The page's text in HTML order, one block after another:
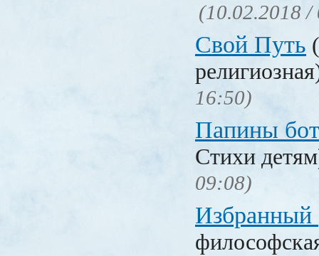
(10.02.2018 /
Свой Путь
16:50)
Папины
Стихи
09:08)
Избранный